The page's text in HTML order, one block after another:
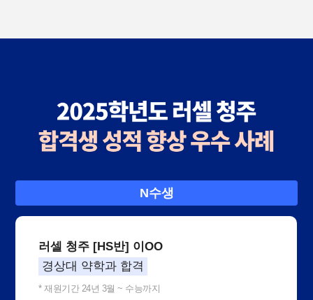
N수생
러셀 청주 [HS반] 이OO
경상대 약학과 합격
* 재원기간 24년 3월 ~ 수능까지